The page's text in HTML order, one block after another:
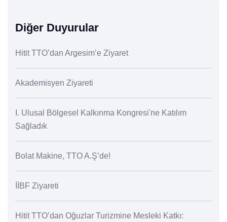
Diğer Duyurular
Hitit TTO’dan Argesim’e Ziyaret
Akademisyen Ziyareti
I. Ulusal Bölgesel Kalkınma Kongresi'ne Katılım
Sağladık
Bolat Makine, TTO A.Ş’de!
İİBF Ziyareti
Hitit TTO’dan Oğuzlar Turizmine Mesleki Katkı: